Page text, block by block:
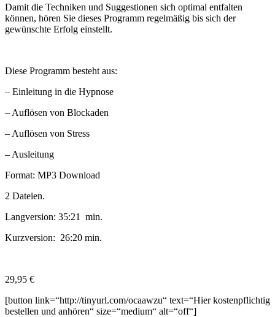
Damit die Techniken und Suggestionen sich optimal entfalten
können, hören Sie dieses Programm regelmäßig bis sich der
gewünschte Erfolg einstellt.
Diese Programm besteht aus:
– Einleitung in die Hypnose
– Auflösen von Blockaden
– Auflösen von Stress
– Ausleitung
Format: MP3 Download
2 Dateien.
Langversion: 35:21 min.
Kurzversion: 26:20 min.
29,95 €
[button link=“http://tinyurl.com/ocaawzu“ text=“Hier kostenpflichtig
bestellen und anhören“ size=“medium“ alt=“off“]